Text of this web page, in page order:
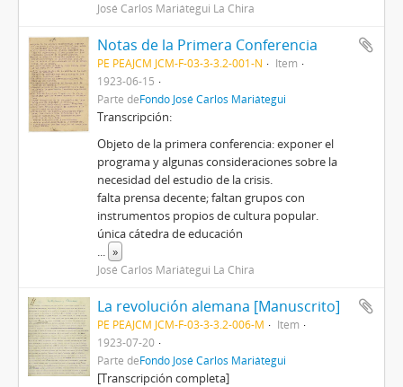
José Carlos Mariátegui La Chira
Notas de la Primera Conferencia
PE PEAJCM JCM-F-03-3-3.2-001-N
Item
1923-06-15
Parte deFondo José Carlos Mariátegui
Transcripción:
Objeto de la primera conferencia: exponer el
programa y algunas consideraciones sobre la
necesidad del estudio de la crisis.
falta prensa decente; faltan grupos con
instrumentos propios de cultura popular.
única cátedra de educación
... »
José Carlos Mariátegui La Chira
La revolución alemana [Manuscrito]
PE PEAJCM JCM-F-03-3-3.2-006-M
Item
1923-07-20
Parte deFondo José Carlos Mariátegui
[Transcripción completa]